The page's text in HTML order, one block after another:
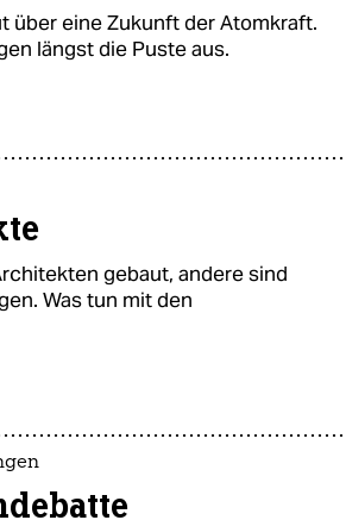
über eine Zukunft der Atomkraft.
längst die Puste aus.
gebaut, andere sind
Was tun mit den